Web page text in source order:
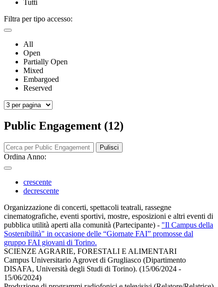
Tutti
Filtra per tipo accesso:
All
Open
Partially Open
Mixed
Embargoed
Reserved
Public Engagement (12)
Pulisci
Ordina Anno:
crescente
decrescente
Organizzazione di concerti, spettacoli teatrali, rassegne
cinematografiche, eventi sportivi, mostre, esposizioni e altri eventi di
pubblica utilità aperti alla comunità (Partecipante) - "Il Campus della
Sostenibilità" in occasione delle “Giornate FAI” promosse dal
gruppo FAI giovani di Torino.
SCIENZE AGRARIE, FORESTALI E ALIMENTARI
Campus Universitario Agrovet di Grugliasco (Dipartimento
DISAFA, Università degli Studi di Torino). (15/06/2024 -
15/06/2024)